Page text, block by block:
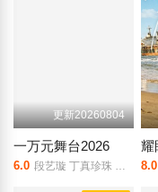
更新20260804
一万元舞台2026
6.0 段艺璇 丁真珍珠 戴萌 8.0